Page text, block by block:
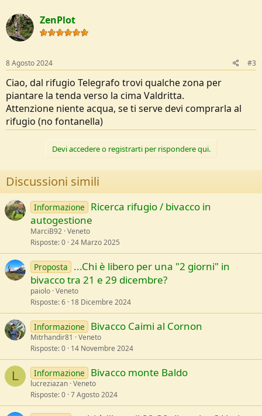
Tempo di percorrenza:
Chilometri:
Grado di difficoltà:
Descrizione delle difficoltà:
Segnaletica:
Dislivello in discesa:
Quota massima:
Accesso stradale:
Traccia GPS: [puoi caricare la tua traccia GPS nella
Mappa Escursioni
ed inserire il link permanente al posto di questo testo]
Scrivi qui la descrizione e le tue impressioni!
ZenPlot
8 Agosto 2024 #3
Ciao, dal rifugio Telegrafo trovi qualche zona per
piantare la tenda verso la cima Valdritta.
Attenzione niente acqua, se ti serve devi comprarla al
rifugio (no fontanella)
Devi accedere o registrarti per rispondere qui.
Discussioni simili
Informazione
Ricerca rifugio / bivacco in
autogestione
MarciB92 Veneto
Risposte 0 24 Marzo 2025
Proposta
...Chi è libero per una "2 giorni" in
bivacco tra 21 e 29 dicembre?
paiolo Veneto
Risposte 6 18 Dicembre 2024
Informazione Bivacco Caimi al Cornon
Mitrhandir81
Veneto
Risposte 0 14 Novembre 2024
L Informazione Bivacco monte Baldo
lucreziazan Veneto
Risposte 0 7 Agosto 2024